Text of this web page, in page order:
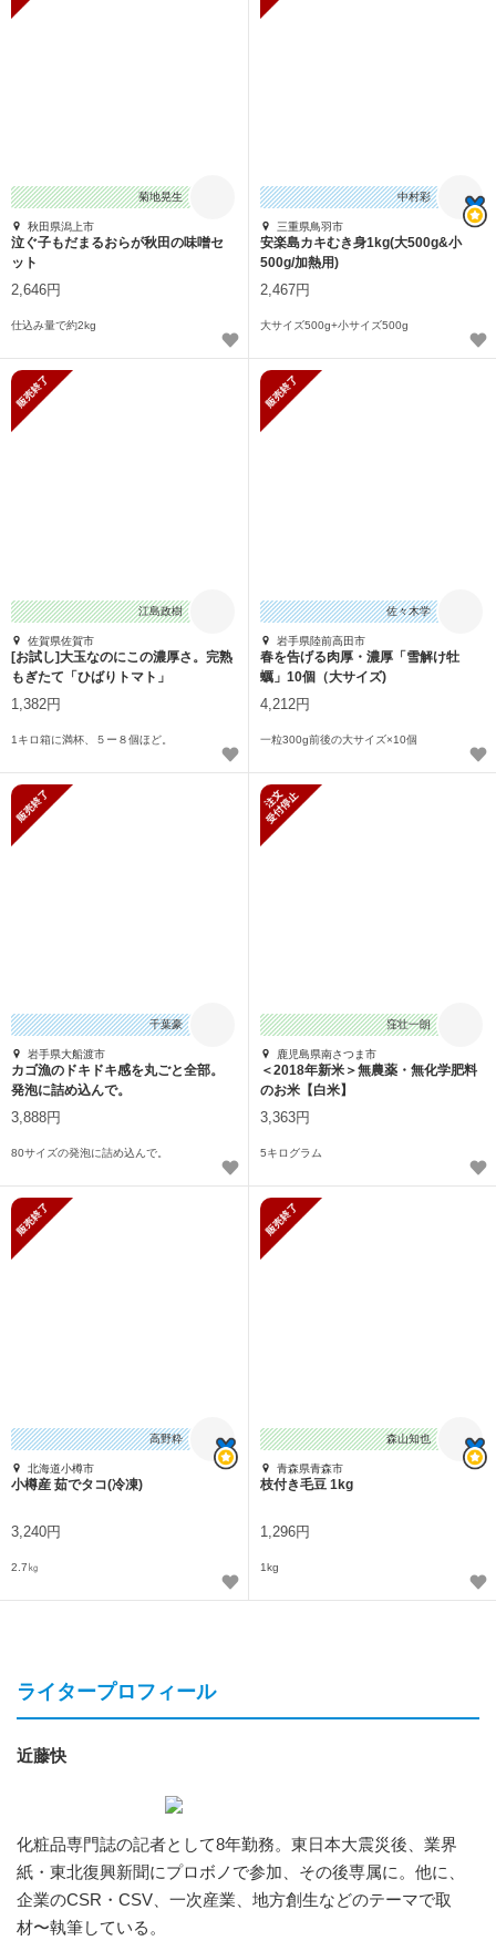
菊地晃生
秋田県潟上市
泣ぐ子もだまるおらが秋田の味噌セ
ット
2,646円
仕込み量で約2kg
中村彩
三重県鳥羽市
安楽島カキむき身1kg(大500g&小
500g/加熱用)
2,467円
大サイズ500g+小サイズ500g
江島政樹
佐賀県佐賀市
[お試し]大玉なのにこの濃厚さ。完熟
もぎたて「ひばりトマト」
1,382円
1キロ箱に満杯、５ー８個ほど。
佐々木学
岩手県陸前高田市
春を告げる肉厚・濃厚「雪解け牡
蠣」10個（大サイズ)
4,212円
一粒300g前後の大サイズ×10個
千葉豪
岩手県大船渡市
カゴ漁のドキドキ感を丸ごと全部。
発泡に詰め込んで。
3,888円
80サイズの発泡に詰め込んで。
窪壮一朗
鹿児島県南さつま市
＜2018年新米＞無農薬・無化学肥料
のお米【白米】
3,363円
5キログラム
高野粋
北海道小樽市
小樽産 茹でタコ(冷凍)
3,240円
2.7㎏
森山知也
青森県青森市
枝付き毛豆 1kg
1,296円
1kg
ライタープロフィール
近藤快
化粧品専門誌の記者として8年勤務。東日本大震災後、業界
紙・東北復興新聞にプロボノで参加、その後専属に。他に、
企業のCSR・CSV、一次産業、地方創生などのテーマで取
材〜執筆している。